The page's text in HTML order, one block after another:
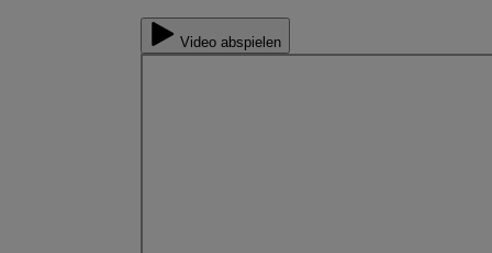
Video abspielen